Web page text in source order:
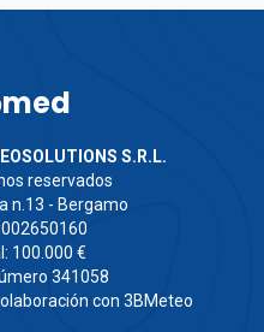
med
S.R.L.
reservados
n.13 - Bergamo
100.000 €
341058
con 3BMeteo